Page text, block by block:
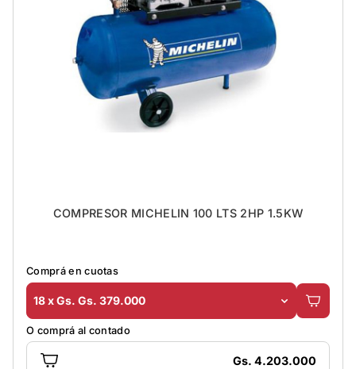
COMPRESOR MICHELIN 100 LTS 2HP 1.5KW
Comprá en cuotas
18 x Gs. Gs. 379.000
O comprá al contado
Gs. 4.203.000